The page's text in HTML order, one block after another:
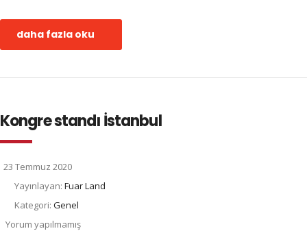
daha fazla oku
Kongre standı İstanbul
23 Temmuz 2020
Yayınlayan: Fuar Land
Kategori: Genel
Yorum yapılmamış